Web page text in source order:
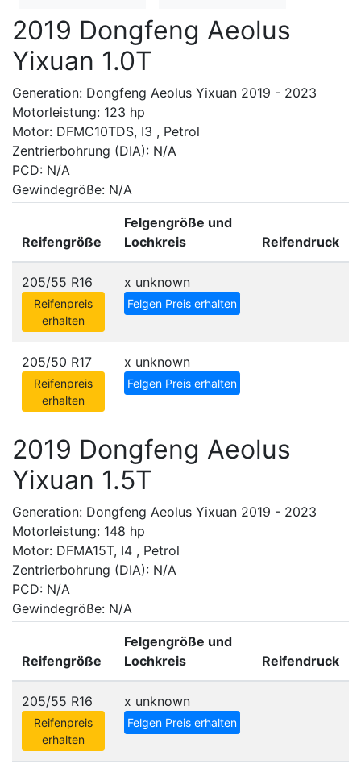
2019 Dongfeng Aeolus
Yixuan 1.0T
Generation: Dongfeng Aeolus Yixuan 2019 - 2023
Motorleistung: 123 hp
Motor: DFMC10TDS, I3 , Petrol
Zentrierbohrung (DIA): N/A
PCD: N/A
Gewindegröße: N/A
Reifengröße
Felgengröße und
Lochkreis
Reifendruck
205/55 R16
Reifenpreis
erhalten
x unknown
Felgen Preis erhalten
205/50 R17
Reifenpreis
erhalten
x unknown
Felgen Preis erhalten
2019 Dongfeng Aeolus
Yixuan 1.5T
Generation: Dongfeng Aeolus Yixuan 2019 - 2023
Motorleistung: 148 hp
Motor: DFMA15T, I4 , Petrol
Zentrierbohrung (DIA): N/A
PCD: N/A
Gewindegröße: N/A
Reifengröße
Felgengröße und
Lochkreis
Reifendruck
205/55 R16
Reifenpreis
erhalten
x unknown
Felgen Preis erhalten